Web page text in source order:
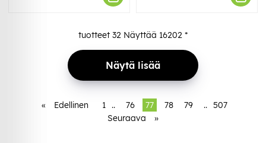
tuotteet 32 Näyttää 16202 *
Näytä lisää
« Edellinen 1 .. 76 77 78 79 .. 507
Seuraava
»